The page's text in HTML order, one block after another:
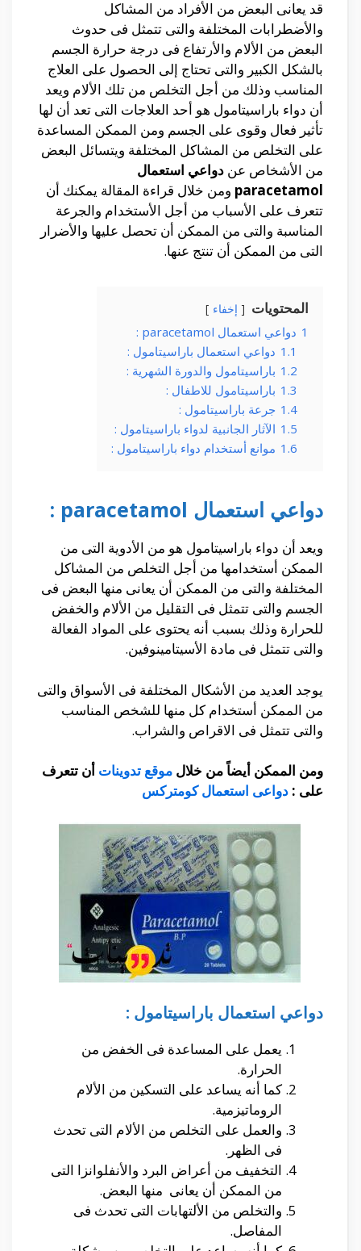
قد يعانى البعض من الأفراد من المشاكل
والأضطرابات المختلفة والتى تتمثل فى حدوث
البعض من الألام والأرتفاع فى درجة حرارة الجسم
بالشكل الكبير والتى تحتاج إلى الحصول على العلاج
المناسب وذلك من أجل التخلص من تلك الألام ويعد
أن دواء باراسيتامول هو أحد العلاجات التى تعد أن لها
تأثير فعال وقوى على الجسم ومن الممكن المساعدة
على التخلص من المشاكل المختلفة ويتسائل البعض
من الأشخاص عن دواعي استعمال
paracetamol ومن خلال قراءة المقالة يمكنك أن
تتعرف على الأسباب من أجل الأستخدام والجرعة
المناسبة والتى من الممكن أن تحصل عليها والأضرار
التى من الممكن أن تنتج عنها.
المحتويات إخفاء
1 دواعي استعمال paracetamol :
1.1 دواعي استعمال باراسيتامول :
1.2 باراسيتامول والدورة الشهرية :
1.3 باراسيتامول للاطفال :
1.4 جرعة باراسيتامول :
1.5 الآثار الجانبية لدواء باراسيتامول :
1.6 موانع أستخدام دواء باراسيتامول :
دواعي استعمال paracetamol :
ويعد أن دواء باراسيتامول هو من الأدوية التى من
الممكن أستخدامها من أجل التخلص من المشاكل
المختلفة والتى من الممكن أن يعانى منها البعض فى
الجسم والتى تتمثل فى التقليل من الألام والخفض
للحرارة وذلك بسبب أنه يحتوى على المواد الفعالة
والتى تتمثل فى مادة الأسيتامينوفين.
يوجد العديد من الأشكال المختلفة فى الأسواق والتى
من الممكن أستخدام كل منها للشخص المناسب
والتى تتمثل فى الاقراص والشراب.
ومن الممكن أيضاً من خلال موقع تدوينات أن تتعرف
على : دواعى استعمال كومتركس
دواعي استعمال باراسيتامول :
يعمل على المساعدة فى الخفض من
الحرارة.
كما أنه يساعد على التسكين من الألام
الروماتيزمية.
والعمل على التخلص من الألام التى تحدث
فى الظهر.
التخفيف من أعراض البرد والأنفلوانزا التى
من الممكن أن يعانى منها البعض.
والتخلص من الألتهابات التى تحدث فى
المفاصل.